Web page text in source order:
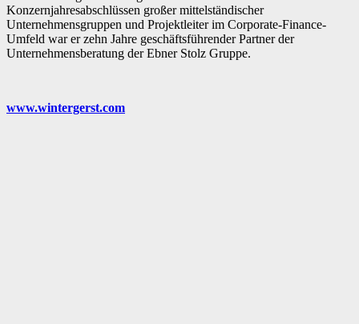
Konzernjahresabschlüssen großer mittelständischer
Unternehmensgruppen und Projektleiter im Corporate-Finance-
Umfeld war er zehn Jahre geschäftsführender Partner der
Unternehmensberatung der Ebner Stolz Gruppe.
www.wintergerst.com